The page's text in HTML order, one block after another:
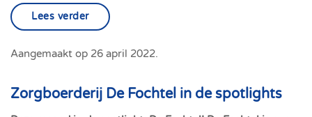
Lees verder
Aangemaakt op 26 april 2022.
Zorgboerderij De Fochtel in de spotlights